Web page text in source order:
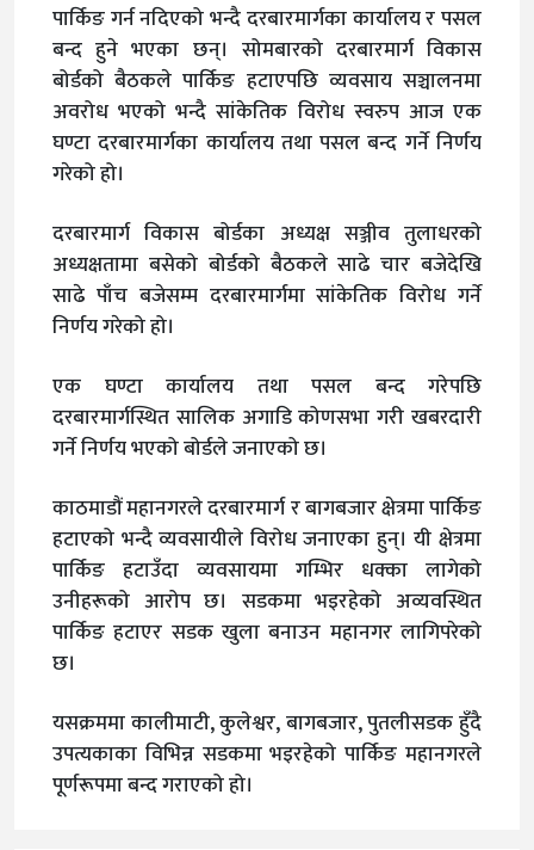
पार्किङ गर्न नदिएको भन्दै दरबारमार्गका कार्यालय र पसल
बन्द हुने भएका छन्। सोमबारको दरबारमार्ग विकास
बोर्डको बैठकले पार्किङ हटाएपछि व्यवसाय सञ्चालनमा
अवरोध भएको भन्दै सांकेतिक विरोध स्वरुप आज एक
घण्टा दरबारमार्गका कार्यालय तथा पसल बन्द गर्ने निर्णय
गरेको हो।
दरबारमार्ग विकास बोर्डका अध्यक्ष सञ्जीव तुलाधरको
अध्यक्षतामा बसेको बोर्डको बैठकले साढे चार बजेदेखि
साढे पाँच बजेसम्म दरबारमार्गमा सांकेतिक विरोध गर्ने
निर्णय गरेको हो।
एक घण्टा कार्यालय तथा पसल बन्द गरेपछि
दरबारमार्गस्थित सालिक अगाडि कोणसभा गरी खबरदारी
गर्ने निर्णय भएको बोर्डले जनाएको छ।
काठमाडौं महानगरले दरबारमार्ग र बागबजार क्षेत्रमा पार्किङ
हटाएको भन्दै व्यवसायीले विरोध जनाएका हुन्। यी क्षेत्रमा
पार्किङ हटाउँदा व्यवसायमा गम्भिर धक्का लागेको
उनीहरूको आरोप छ। सडकमा भइरहेको अव्यवस्थित
पार्किङ हटाएर सडक खुला बनाउन महानगर लागिपरेको
छ।
यसक्रममा कालीमाटी, कुलेश्वर, बागबजार, पुतलीसडक हुँदै
उपत्यकाका विभिन्न सडकमा भइरहेको पार्किङ महानगरले
पूर्णरूपमा बन्द गराएको हो।